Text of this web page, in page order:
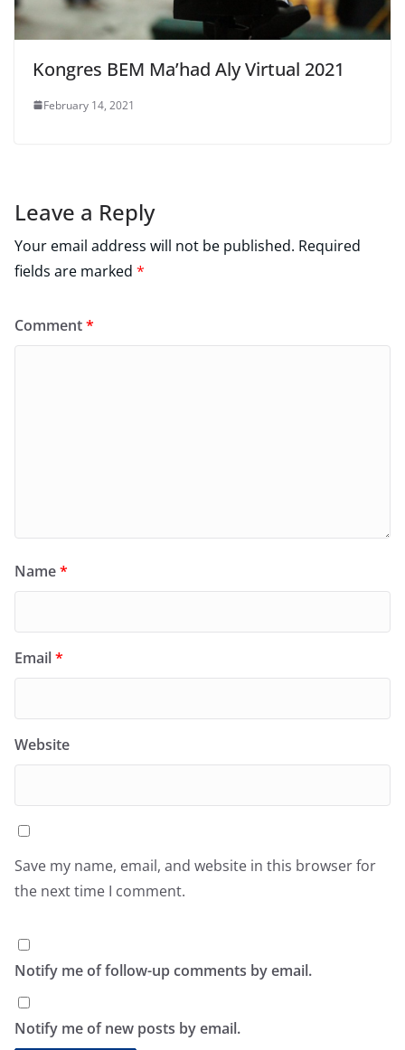
Kongres BEM Ma’had Aly Virtual 2021
February 14, 2021
Leave a Reply
Your email address will not be published. Required
fields are marked *
Comment*
Name*
Email*
Website
Save my name, email, and website in this browser for
the next time I comment.
Notify me of follow-up comments by email.
Notify me of new posts by email.